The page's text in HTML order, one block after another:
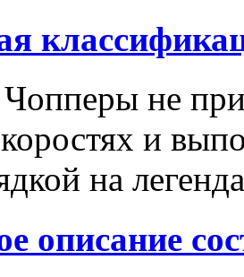
Чопперы не
и
на
описание